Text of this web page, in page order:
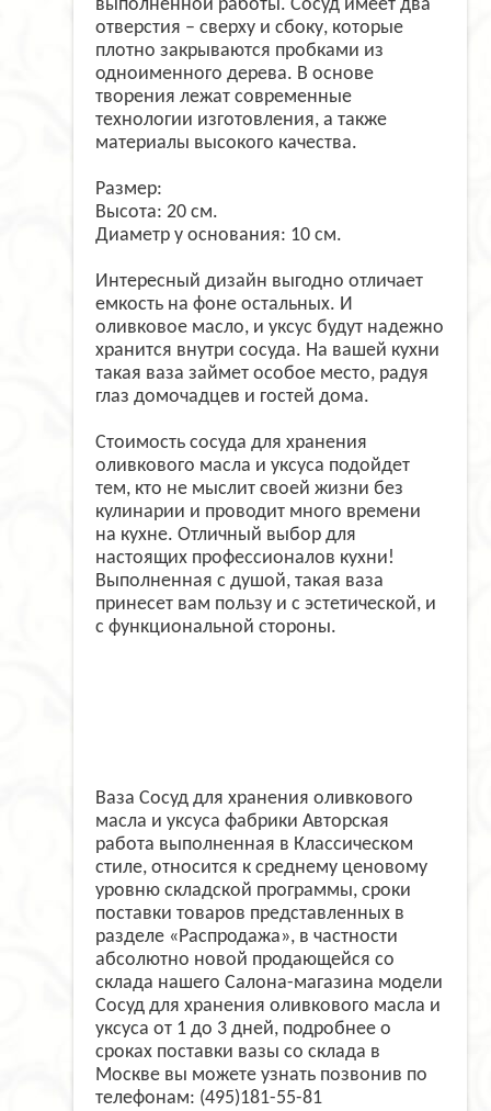
выполненной работы. Сосуд имеет два
отверстия – сверху и сбоку, которые
плотно закрываются пробками из
одноименного дерева. В основе
творения лежат современные
технологии изготовления, а также
материалы высокого качества.
Размер:
Высота: 20 см.
Диаметр у основания: 10 см.
Интересный дизайн выгодно отличает
емкость на фоне остальных. И
оливковое масло, и уксус будут надежно
хранится внутри сосуда. На вашей кухни
такая ваза займет особое место, радуя
глаз домочадцев и гостей дома.
Стоимость сосуда для хранения
оливкового масла и уксуса подойдет
тем, кто не мыслит своей жизни без
кулинарии и проводит много времени
на кухне. Отличный выбор для
настоящих профессионалов кухни!
Выполненная с душой, такая ваза
принесет вам пользу и с эстетической, и
с функциональной стороны.
Ваза Сосуд для хранения оливкового
масла и уксуса фабрики Авторская
работа выполненная в Классическом
стиле, относится к среднему ценовому
уровню складской программы, сроки
поставки товаров представленных в
разделе «Распродажа», в частности
абсолютно новой продающейся со
склада нашего Салона-магазина модели
Сосуд для хранения оливкового масла и
уксуса от 1 до 3 дней, подробнее о
сроках поставки вазы со склада в
Москве вы можете узнать позвонив по
телефонам: (495)181-55-81